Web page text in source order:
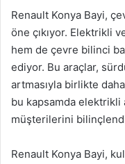
Renault Konya Bayi,
öne çıkıyor. Elektrikli
hem de çevre bilinci
ediyor. Bu araçlar,
artmasıyla birlikte
bu kapsamda elektrikli
müşterilerini
Renault Konya Bayi,